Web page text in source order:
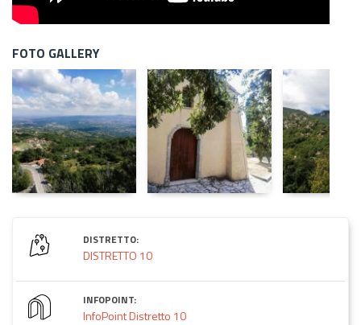
FOTO GALLERY
DISTRETTO:
DISTRETTO 10
INFOPOINT:
InfoPoint Distretto 10